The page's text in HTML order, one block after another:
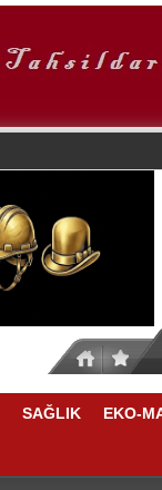
SAĞLIK EKO-